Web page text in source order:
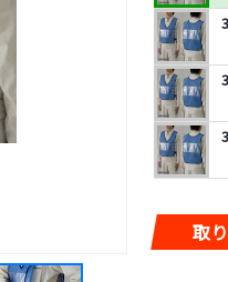
取